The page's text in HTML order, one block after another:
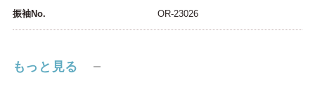
振袖No. OR-23026
もっと見る